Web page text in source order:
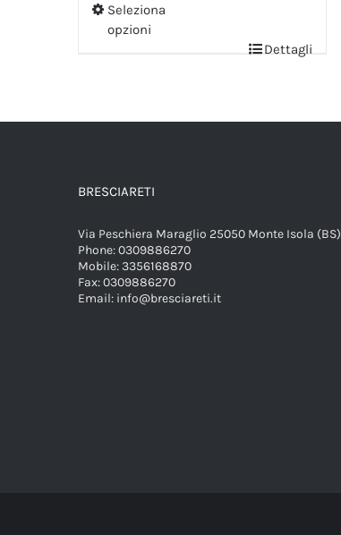
Seleziona
opzioni
Dettagli
BRESCIARETI
Via Peschiera Maraglio 25050 Monte Isola (BS)
Phone:0309886270
Mobile:3356168870
Fax:0309886270
Email: info@bresciareti.it